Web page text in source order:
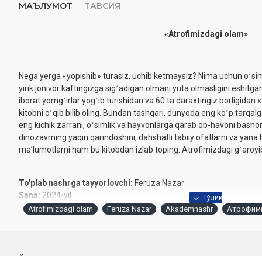
МАЪЛУМОТ ТАВСИЯ
«Atrofimizdagi olam»
Nega yerga «yopishib» turasiz, uchib ketmaysiz? Nima uchun
yirik jonivor kaftingizga sigʻadigan olmani yuta olmasligini
iborat yomgʻirlar yogʻib turishidan va 60 ta daraxtingiz borligidan
kitobni oʻqib bilib oling. Bundan tashqari, dunyoda eng koʻp
eng kichik zarrani, oʻsimlik va hayvonlarga qarab ob-havoni
dinozavrning yaqin qarindoshini, dahshatli tabiiy ofatlarni va yana
maʼlumotlarni ham bu kitobdan izlab toping. Atrofimizdagi
To'plab nashrga tayyorlovchi: Feruza Nazar
Sana: 2024-yil
Nashriyot:«Akademnashr»‎
Atrofimizdagi olam Feruza Nazar Akademnashr